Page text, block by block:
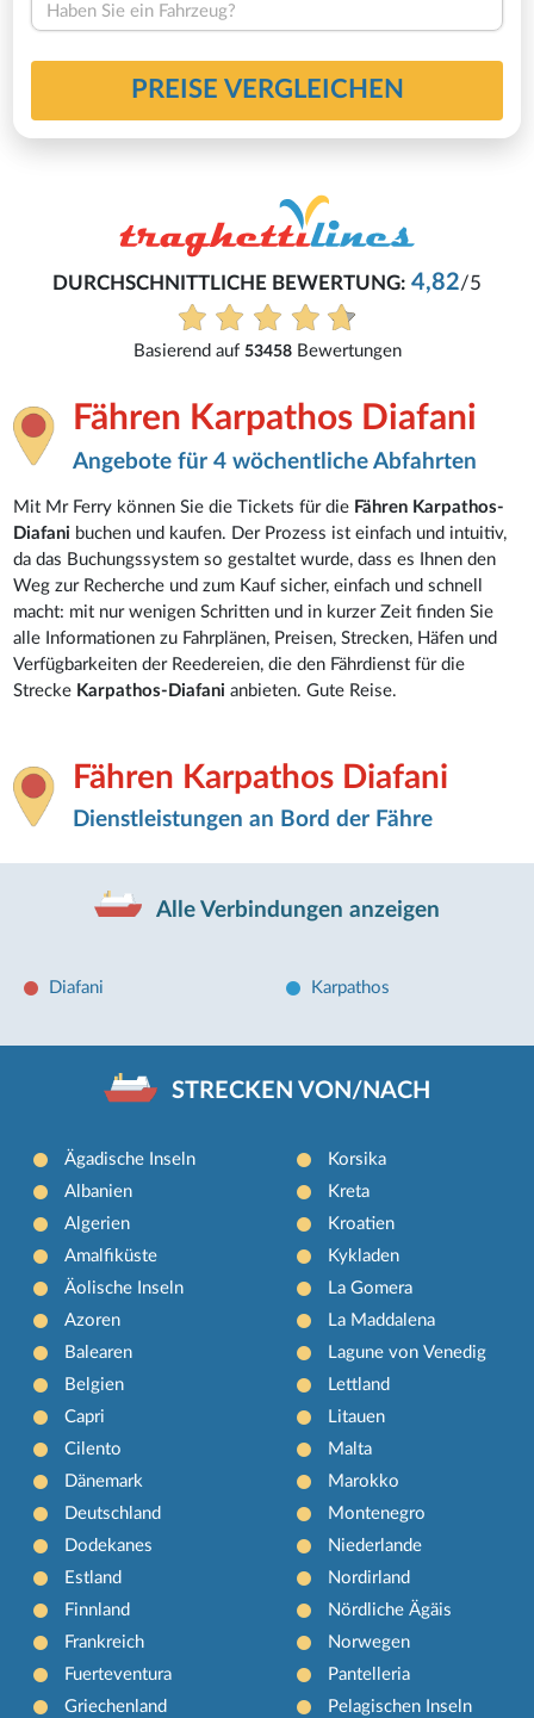
Haben Sie ein Fahrzeug?
PREISE VERGLEICHEN
DURCHSCHNITTLICHE BEWERTUNG: 4,82/5
Basierend auf 53458Bewertungen
Fähren Karpathos Diafani
Angebote für 4 wöchentliche Abfahrten
Mit Mr Ferry können Sie die Tickets für die Fähren Karpathos-
Diafani buchen und kaufen. Der Prozess ist einfach und intuitiv,
da das Buchungssystem so gestaltet wurde, dass es Ihnen den
Weg zur Recherche und zum Kauf sicher, einfach und schnell
macht: mit nur wenigen Schritten und in kurzer Zeit finden Sie
alle Informationen zu Fahrplänen, Preisen, Strecken, Häfen und
Verfügbarkeiten der Reedereien, die den Fährdienst für die
Strecke Karpathos-Diafani anbieten. Gute Reise.
Fähren Karpathos Diafani
Dienstleistungen an Bord der Fähre
Alle Verbindungen anzeigen
Diafani Karpathos
STRECKEN VON/NACH
Ägadische Inseln
Albanien
Algerien
Amalfiküste
Äolische Inseln
Azoren
Balearen
Belgien
Capri
Cilento
Dänemark
Deutschland
Dodekanes
Estland
Finnland
Frankreich
Fuerteventura
Griechenland
Korsika
Kreta
Kroatien
Kykladen
La Gomera
La Maddalena
Lagune von Venedig
Lettland
Litauen
Malta
Marokko
Montenegro
Niederlande
Nordirland
Nördliche Ägäis
Norwegen
Pantelleria
Pelagischen Inseln